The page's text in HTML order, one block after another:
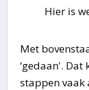
Hier is
Met
‘gedaan'.
stappen vaak